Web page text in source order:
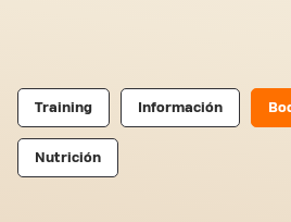
Training Información
Nutrición